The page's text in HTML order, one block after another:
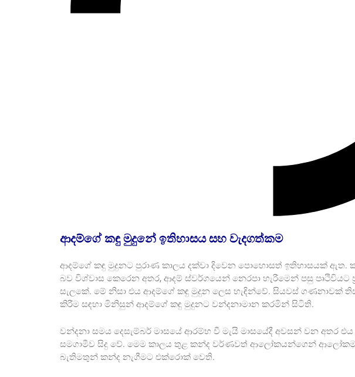
ආදම්ගේ කඳු මුදුනේ ඉතිහාසය සහ වැදගත්කම
ආදම්ගේ කඳු මුදුනට පුරාණ කාලය දක්වා දිවෙන පොහොසත් ඉතිහාසයක් ඇත.
බව විශ්වාස කෙරෙන අතර, ආදම් ස්වර්ගයෙන් නෙරපා හැරීමෙන් පසු පෘථිවියට
සැලකේ. මේ නිසා එය ආදම්ගේ කඳු මුදුන ලෙස හැඳින්වේ. සියවස් ගණනාවක්
කිරීම සඳහා මිනිසුන් ආදම්ගේ කඳු මුදුනට වන්දනාමාන කරමින් සිටිති.
වන්දනා සමය දෙසැම්බර් මාසයේ ආරම්භ වී මැයි මාසයේදී අවසන් වන අතර එය
සමගාමීව සිදු වේ. මෙම කාලය තුළ කන්ද වර්ණවත් ආලෝකයන්ගෙන්
බැතිමතුන් කන්ද නැගීමට එක්රොක් වෙති.